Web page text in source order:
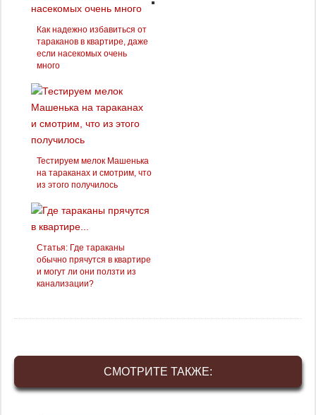
Как надежно избавиться от
тараканов в квартире, даже
если насекомых очень
много
Тестируем мелок Машенька
на тараканах и смотрим, что
из этого получилось
Статья: Где тараканы
обычно прячутся в квартире
и могут ли они ползти из
канализации?
СМОТРИТЕ ТАКЖЕ: